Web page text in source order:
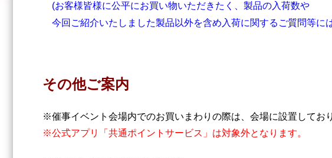
(お客様皆様に公平にお買い物いただきたく、製品の入荷数や
今回ご紹介いたしました製品以外を含め入荷に関するご質問等に
その他ご案内
※催事イベント会場内でのお買いまわりの際は、会場に設置してお
※公式アプリ「共通ポイントサービス」は対象外となります。